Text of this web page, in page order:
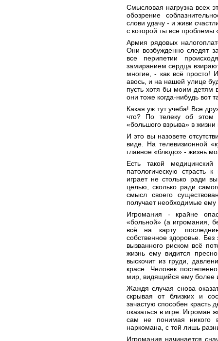
Смысловая нагрузка всех
обозрение
слови удачу - и живи
с которой ты все
Армия рядовых
Они возбужденно следят
все перипетии
замиранием сердца
многие, - как всё
авось, и на нашей улице
пусть хотя бы моим детям
они тоже когда-нибудь вот
Какая уж тут учеба! Все
что? По телеку об этом
«большого взрыва» в жизни
И это вы назовете
виде. На телевизионной
главное «блюдо» - жизнь
Есть такой
патологическую страсть
играет не столько ради
целью, сколько ради
смысл своего
получает необходимые
Игромания - крайне
«больной» (а игромания,
всё на карту:
собственное здоровье.
вызванного риском всё
жизнь ему видится
выскочит из груди,
красе. Человек
мир, видящийся ему более
Жаждя случая снова
скрывая от близких и
зачастую способен красть
оказаться в игре. Игроман
сам не понимая никого
наркомана, с той лишь
Игромания начинается